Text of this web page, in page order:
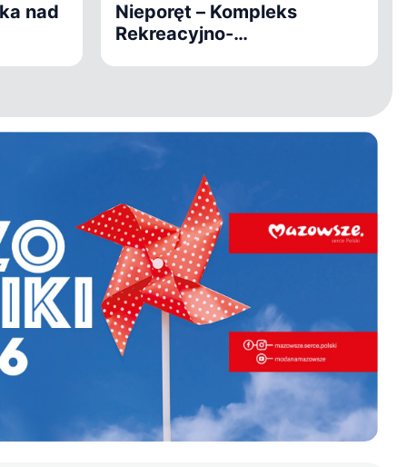
nad
Nieporęt – Kompleks
Rekreacyjno-